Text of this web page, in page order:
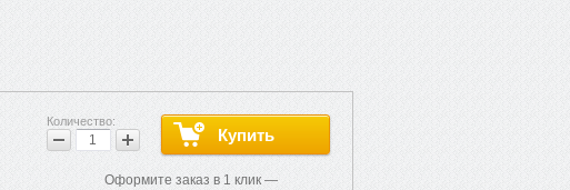
Оформите заказ в 1 клик —